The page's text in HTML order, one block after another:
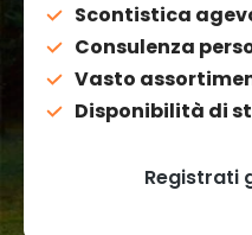
Scontistica
Consulenza
Vasto
Disponibilità di
Registrati